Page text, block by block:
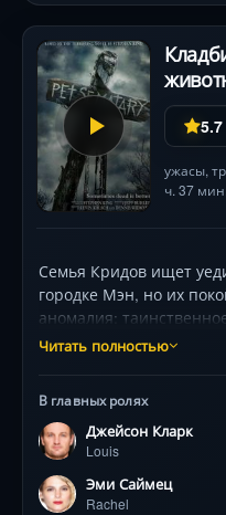
5.7
ужасы,
ч. 37 мин.
Семья Кридов ищет
городке Мэн, но их
аномалия:
скрывает силу,
и их дети оказываются
Визуальная
грань между любовью
Кёльш и Уидмайер
каждый шаг в темноте
Читать полностью
В главных ролях
Джейсон Кларк
Louis
Эми Саймец
Rachel